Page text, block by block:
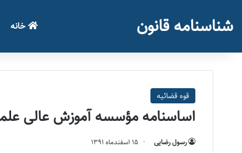
شناسنامه قانون خانه
قوه قضائيه
اساسنامه مؤسسه آموزش عالی
رسول رضایی ۱۵ اسفند‌ماه ۱۳۹۱